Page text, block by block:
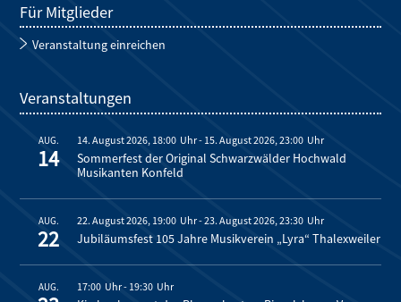
Für Mitglieder
Veranstaltung einreichen
Veranstaltungen
AUG.
14
14. August 2026, 18:00 - 15. August 2026, 23:00
Sommerfest der Original Schwarzwälder Hochwald
Musikanten Konfeld
AUG.
22
22. August 2026, 19:00 -23. August 2026, 23:30
Jubiläumsfest 105 Jahre Musikverein „Lyra“ Thalexweiler
AUG. 17:00 - 19:30